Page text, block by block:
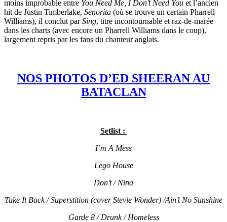
moins improbable entre You Need Me, I Don’t Need You et l’ancien
hit de Justin Timberlake, Senorita (où se trouve un certain Pharrell
Williams), il conclut parSing, titre incontournable et raz-de-marée
dans les charts (avec encore un Pharrell Williams dans le coup),
largement repris par les fans du chanteur anglais.
NOS PHOTOS D’ED SHEERAN AU
BATACLAN
Setlist :
I’m A Mess
Lego House
Don’t / Nina
Take It Back / Superstition (cover Stevie Wonder) /Ain’t No Sunshine
Garde 8 / Drunk / Homeless